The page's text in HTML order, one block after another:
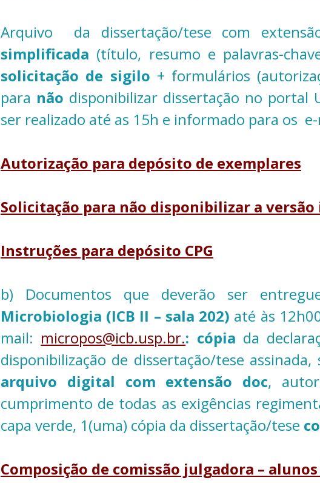
Arquivo da dissertação/tese com
simplificada (título, resumo e palavras-
solicitação de sigilo + formulários
para não disponibilizar dissertação no portal
ser realizado até as 15h e informado para os
Autorização para depósito de exemplares
Solicitação para não disponibilizar a
Instruções para depósito CPG
b) Documentos que deverão ser
Microbiologia (ICB II – sala 202) até às
mail: micropos@icb.usp.br.: cópia da
disponibilização de dissertação/tese
arquivo digital com extensão doc,
cumprimento de todas as exigências
capa verde, 1(uma) cópia da dissertação/tese
Composição de comissão julgadora –